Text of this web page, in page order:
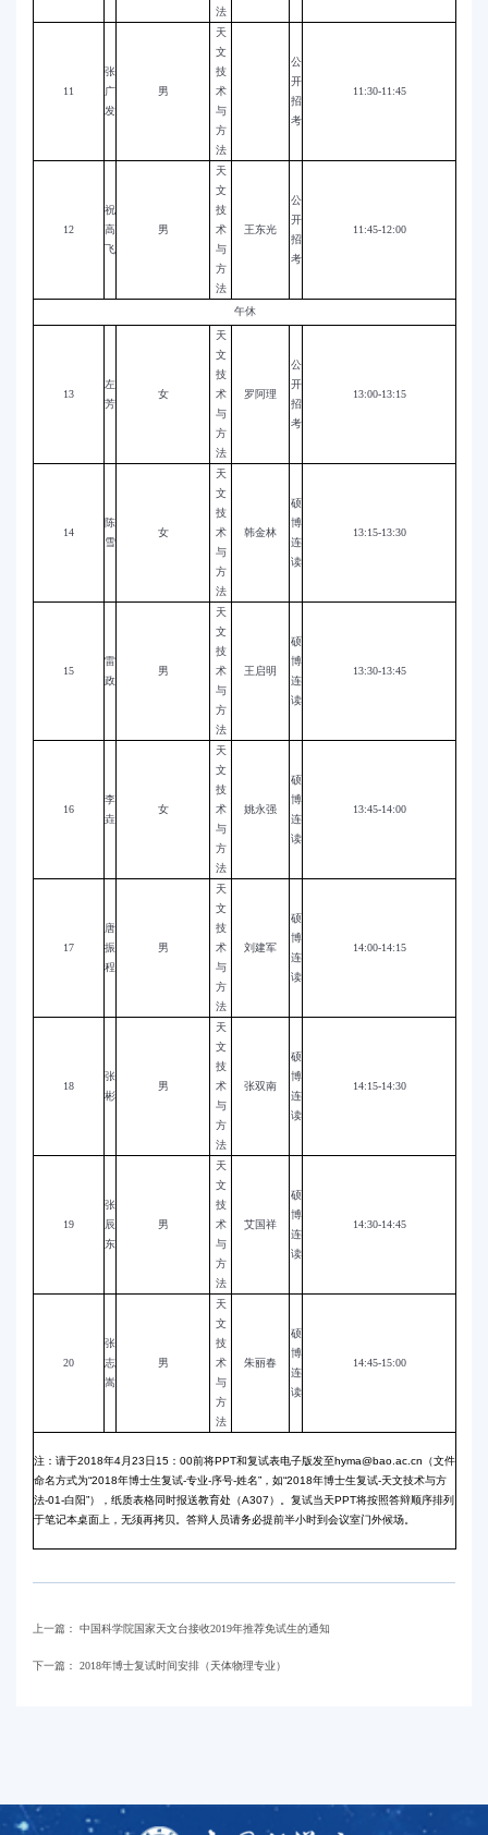
法
11
张
广
发
男
天
文
技
术
与
方
法
公
开
招
考
11:30-11:45
12
祝
高
飞
男
天
文
技
术
与
方
法
王东光
公
开
招
考
11:45-12:00
午休
13
左
芳
女
天
文
技
术
与
方
法
罗阿理
公
开
招
考
13:00-13:15
14
陈
雪
女
天
文
技
术
与
方
法
韩金林
硕
博
连
读
13:15-13:30
15
雷
政
男
天
文
技
术
与
方
法
王启明
硕
博
连
读
13:30-13:45
16
李
垚
女
天
文
技
术
与
方
法
姚永强
硕
博
连
读
13:45-14:00
17
唐
振
程
男
天
文
技
术
与
方
法
刘建军
硕
博
连
读
14:00-14:15
18
张
彬
男
天
文
技
术
与
方
法
张双南
硕
博
连
读
14:15-14:30
19
张
辰
东
男
天
文
技
术
与
方
法
艾国祥
硕
博
连
读
14:30-14:45
20
张
志
嵩
男
天
文
技
术
与
方
法
朱丽春
硕
博
连
读
14:45-15:00
注：请于2018年4月23日15：00前将PPT和复试表电子版发至hyma@bao.ac.cn （文件
命名方式为“2018年博士生复试-专业-序号-姓名”，如“2018年博士生复试-天文技术与方
法-01-白阳”），纸质表格同时报送教育处（A307）。复试当天PPT将按照答辩顺序排列
于笔记本桌面上，无须再拷贝。答辩人员请务必提前半小时到会议室门外候场。
上一篇： 中国科学院国家天文台接收2019年推荐免试生的通知
下一篇： 2018年博士复试时间安排（天体物理专业）